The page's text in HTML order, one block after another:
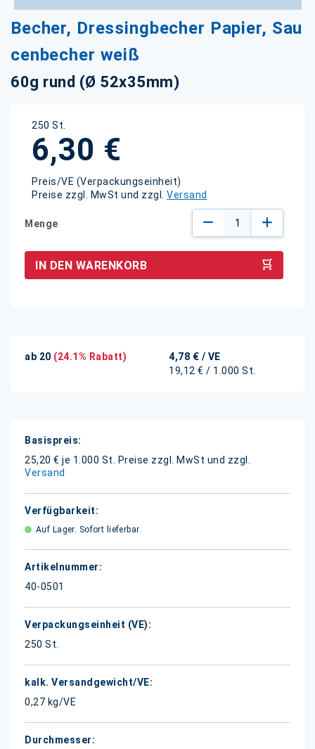
Becher, Dressingbecher Papier, Sau
cenbecher weiß
60g rund (Ø 52x35mm)
250 St.
6,30 €
Preis/VE (Verpackungseinheit)
Preise zzgl. MwSt und zzgl. Versand
Menge
IN DEN WARENKORB
ab 20 (24.1% Rabatt) 4,78 € / VE
19,12 € / 1.000 St.
Weitere
Informationen
25,20 € je 1.000 St.
Preise zzgl. MwSt und zzgl.
Versand
Auf Lager. Sofort lieferbar.
40-0501
250 St.
0,27 kg/VE
Anfang
Bildgalerie
springen